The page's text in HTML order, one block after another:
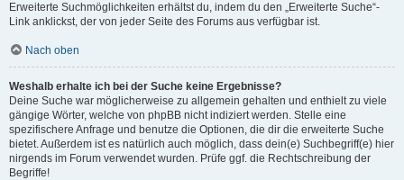
Erweiterte Suchmöglichkeiten erhältst du, indem du den „Erweiterte Suche“-
Link anklickst, der von jeder Seite des Forums aus verfügbar ist.
Nach oben
Weshalb erhalte ich bei der Suche keine Ergebnisse?
Deine Suche war möglicherweise zu allgemein gehalten und enthielt zu viele
gängige Wörter, welche von phpBB nicht indiziert werden. Stelle eine
spezifischere Anfrage und benutze die Optionen, die dir die erweiterte Suche
bietet. Außerdem ist es natürlich auch möglich, dass dein(e) Suchbegriff(e) hier
nirgends im Forum verwendet wurden. Prüfe ggf. die Rechtschreibung der
Begriffe!